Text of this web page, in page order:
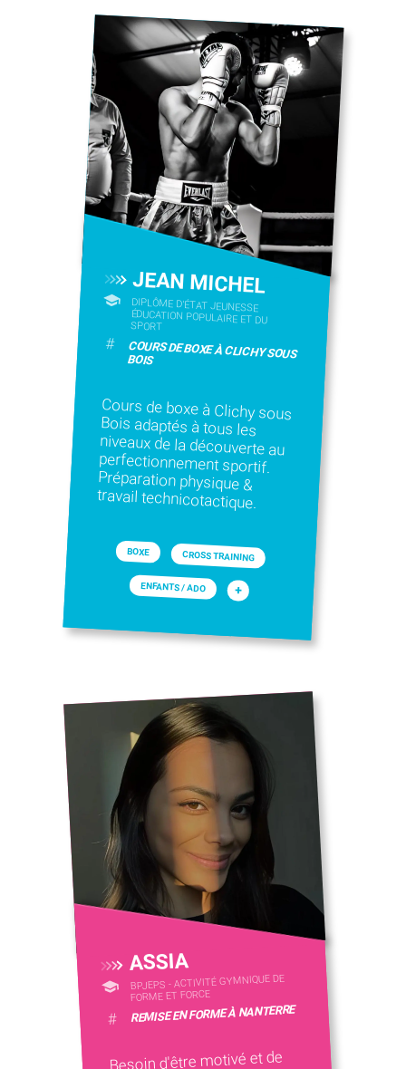
JEAN MICHEL
DIPLÔME D'ÉTAT JEUNESSE
ÉDUCATION POPULAIRE ET DU
SPORT
# COURS DE BOXE À CLICHY SOUS
BOIS
Cours de boxe à Clichy sous
Bois adaptés à tous les
niveaux de la découverte au
perfectionnement sportif.
Préparation physique &
travail technicotactique.
BOXE CROSS TRAINING
ENFANTS / ADO +
ASSIA
BPJEPS - ACTIVITÉ GYMNIQUE DE
FORME ET FORCE
# REMISE EN FORME À NANTERRE
Besoin d'être motivé et de